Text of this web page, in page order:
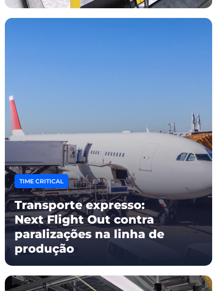
TIME CRITICAL
Transporte expresso:
Next Flight Out contra
paralizações na linha de
produção